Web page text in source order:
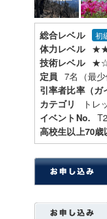
総合レベル 初
体力レベル
技術レベル
定員 7名（最少
引率者比率（ガ
カテゴリ トレ
イベントNo.
高校生以上70歳